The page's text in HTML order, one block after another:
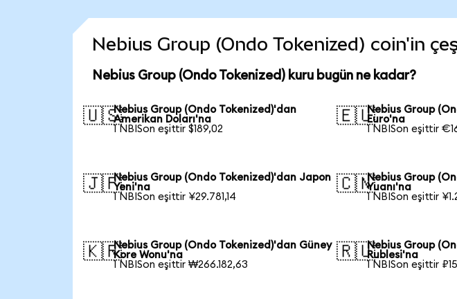
Nebius Group (Ondo Tokenized) coin'in
Nebius Group (Ondo Tokenized) kuru bugün ne kadar?
🇺🇸Nebius Group (Ondo Tokenized)'dan
Amerikan Doları'na
1 NBISon eşittir $189,02
🇪🇺Nebius Group
Euro'na
1 NBISon eşittir
🇯🇵Nebius Group (Ondo Tokenized)'dan Japon
Yeni'na
1 NBISon eşittir ¥29.781,14
🇨🇳Nebius Group
Yuanı'na
1 NBISon eşittir
🇰🇷Nebius Group (Ondo Tokenized)'dan Güney
Kore Wonu'na
1 NBISon eşittir ₩266.182,63
🇷🇺Nebius Group
Rublesi'na
1 NBISon eşittir